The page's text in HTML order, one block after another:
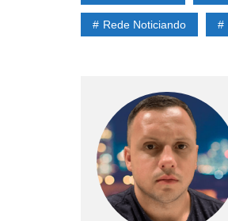
Rede Noticiando